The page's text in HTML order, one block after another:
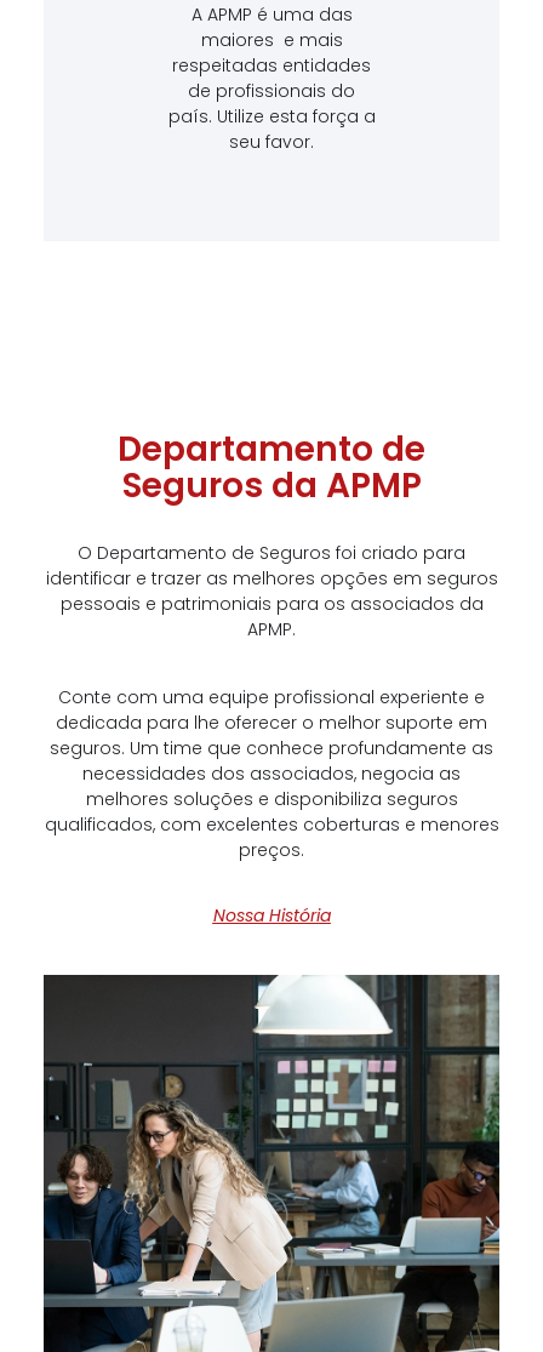
A APMP é uma das
maiores e mais
respeitadas entidades
de profissionais do
país. Utilize esta força a
seu favor.
Departamento de
Seguros da APMP
O Departamento de Seguros foi criado para
identificar e trazer as melhores opções em seguros
pessoais e patrimoniais para os associados da
APMP.
Conte com uma equipe profissional experiente e
dedicada para lhe oferecer o melhor suporte em
seguros. Um time que conhece profundamente as
necessidades dos associados, negocia as
melhores soluções e disponibiliza seguros
qualificados, com excelentes coberturas e menores
preços.
Nossa História